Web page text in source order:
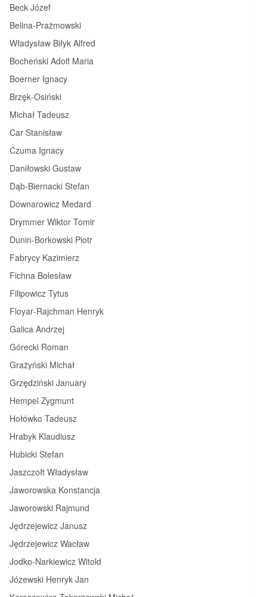
Beck Józef
Belina‑Prażmowski
Władysław Biłyk Alfred
Bocheński Adolf Maria
Boerner Ignacy
Brzęk‑Osiński
Michał Tadeusz
Car Stanisław
Czuma Ignacy
Daniłowski Gustaw
Dąb‑Biernacki Stefan
Downarowicz Medard
Drymmer Wiktor Tomir
Dunin‑Borkowski Piotr
Fabrycy Kazimierz
Fichna Bolesław
Filipowicz Tytus
Floyar‑Rajchman Henryk
Galica Andrzej
Górecki Roman
Grażyński Michał
Grzędziński January
Hempel Zygmunt
Hołówko Tadeusz
Hrabyk Klaudiusz
Hubicki Stefan
Jaszczołt Władysław
Jaworowska Konstancja
Jaworowski Rajmund
Jędrzejewicz Janusz
Jędrzejewicz Wacław
Jodko‑Narkiewicz Witold
Józewski Henryk Jan